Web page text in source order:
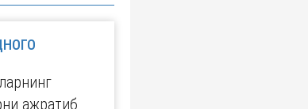
ажратиб